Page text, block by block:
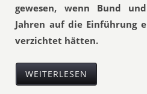
gewesen, wenn Bund
Jahren auf die Einführung
verzichtet hätten.
WEITERLESEN